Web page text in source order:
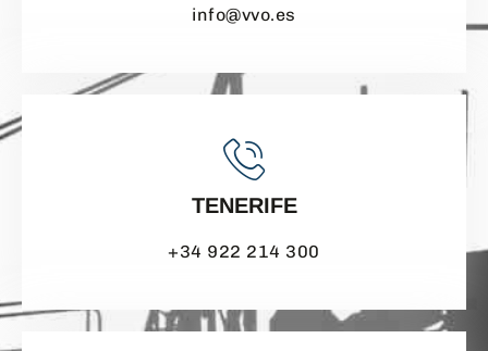
info@vvo.es
TENERIFE
+34 922 214 300